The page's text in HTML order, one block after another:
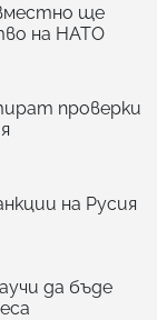
ще
на НАТО
проверки
на Русия
да бъде